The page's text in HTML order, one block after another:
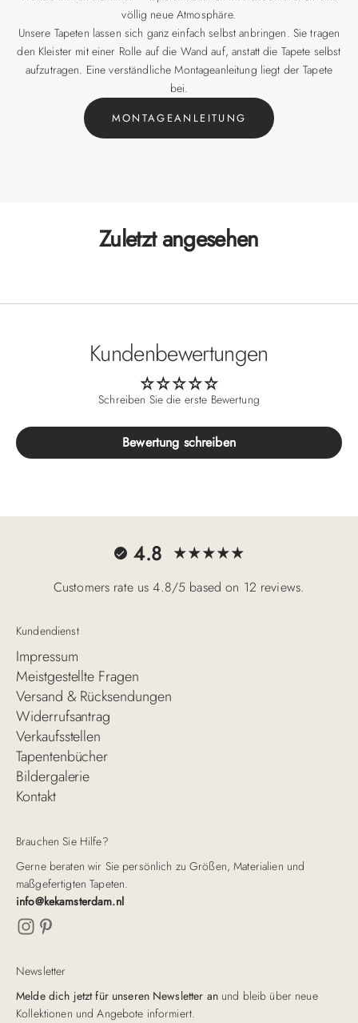
völlig neue Atmosphäre.
Unsere Tapeten lassen sich ganz einfach selbst anbringen. Sie tragen
den Kleister mit einer Rolle auf die Wand auf, anstatt die Tapete selbst
aufzutragen. Eine verständliche Montageanleitung liegt der Tapete
bei.
MONTAGEANLEITUNG
Zuletzt angesehen
Kundenbewertungen
Schreiben Sie die erste Bewertung
Bewertung schreiben
4.8
Customers rate us 4.8/5 based on 12 reviews.
Kundendienst
Impressum
Meistgestellte Fragen
Versand & Rücksendungen
Widerrufsantrag
Verkaufsstellen
Tapentenbücher
Bildergalerie
Kontakt
Brauchen Sie Hilfe?
Gerne beraten wir Sie persönlich zu Größen, Materialien und
maßgefertigten Tapeten.
info@kekamsterdam.nl
Newsletter
Melde dich jetzt für unseren Newsletter anund bleib über neue
Kollektionen und Angebote informiert.